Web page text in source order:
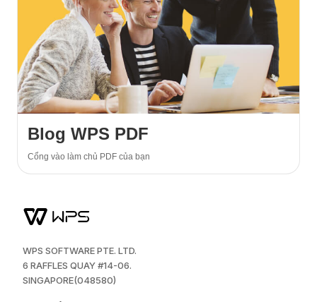
Blog WPS PDF
Cổng vào làm chủ PDF của bạn
WPS SOFTWARE PTE. LTD.
6 RAFFLES QUAY #14-06.
SINGAPORE(048580)